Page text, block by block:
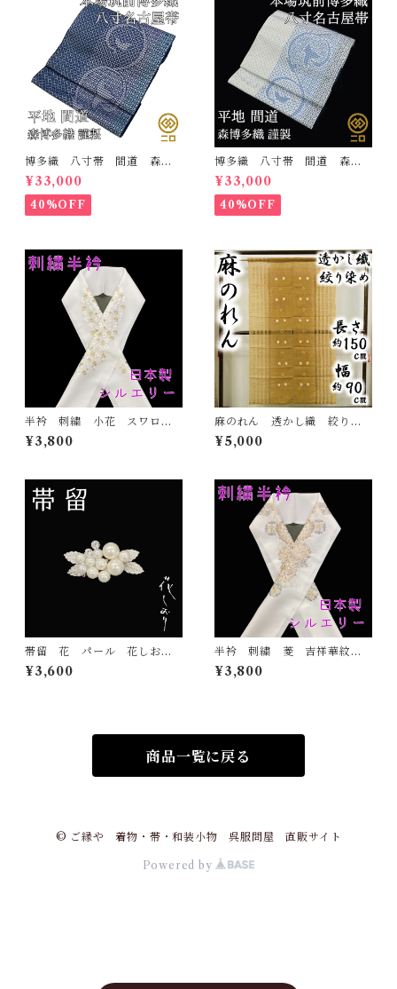
博多織 八寸帯 間道 森博
多織 正絹 日本製 未仕立
て 名古屋帯
¥33,000
40%OFF
博多織 八寸帯 間道 森博
多織 正絹 日本製 未仕立
て 名古屋帯
¥33,000
40%OFF
半衿 刺繍 小花 スワロフ
スキー 金 白地 シルエリ
ー 新合繊 日本製 刺繍
¥3,800
麻のれん 透かし織 絞り染
め 化粧箱付き カラシ
麻 暖簾 和のインテリア
¥5,000
帯留 花 パール 花しお
り 大原商店 帯飾り 日本
製 和装小物
¥3,600
半衿 刺繍 菱 吉祥華紋
白地 シルエリー 新合繊
日本製 刺繍衿 和装小物
¥3,800
商品一覧に戻る
© ご縁や 着物・帯・和装小物 呉服問屋 直販サイト
Powered by